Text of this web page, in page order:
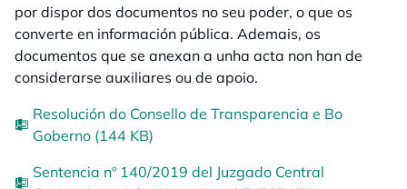
por dispor dos documentos no seu poder, o que os
converte en información pública. Ademais, os
documentos que se anexan a unha acta non han de
considerarse auxiliares ou de apoio.
Resolución do Consello de Transparencia e Bo
Goberno (144 KB)
Sentencia nº 140/2019 del Juzgado Central